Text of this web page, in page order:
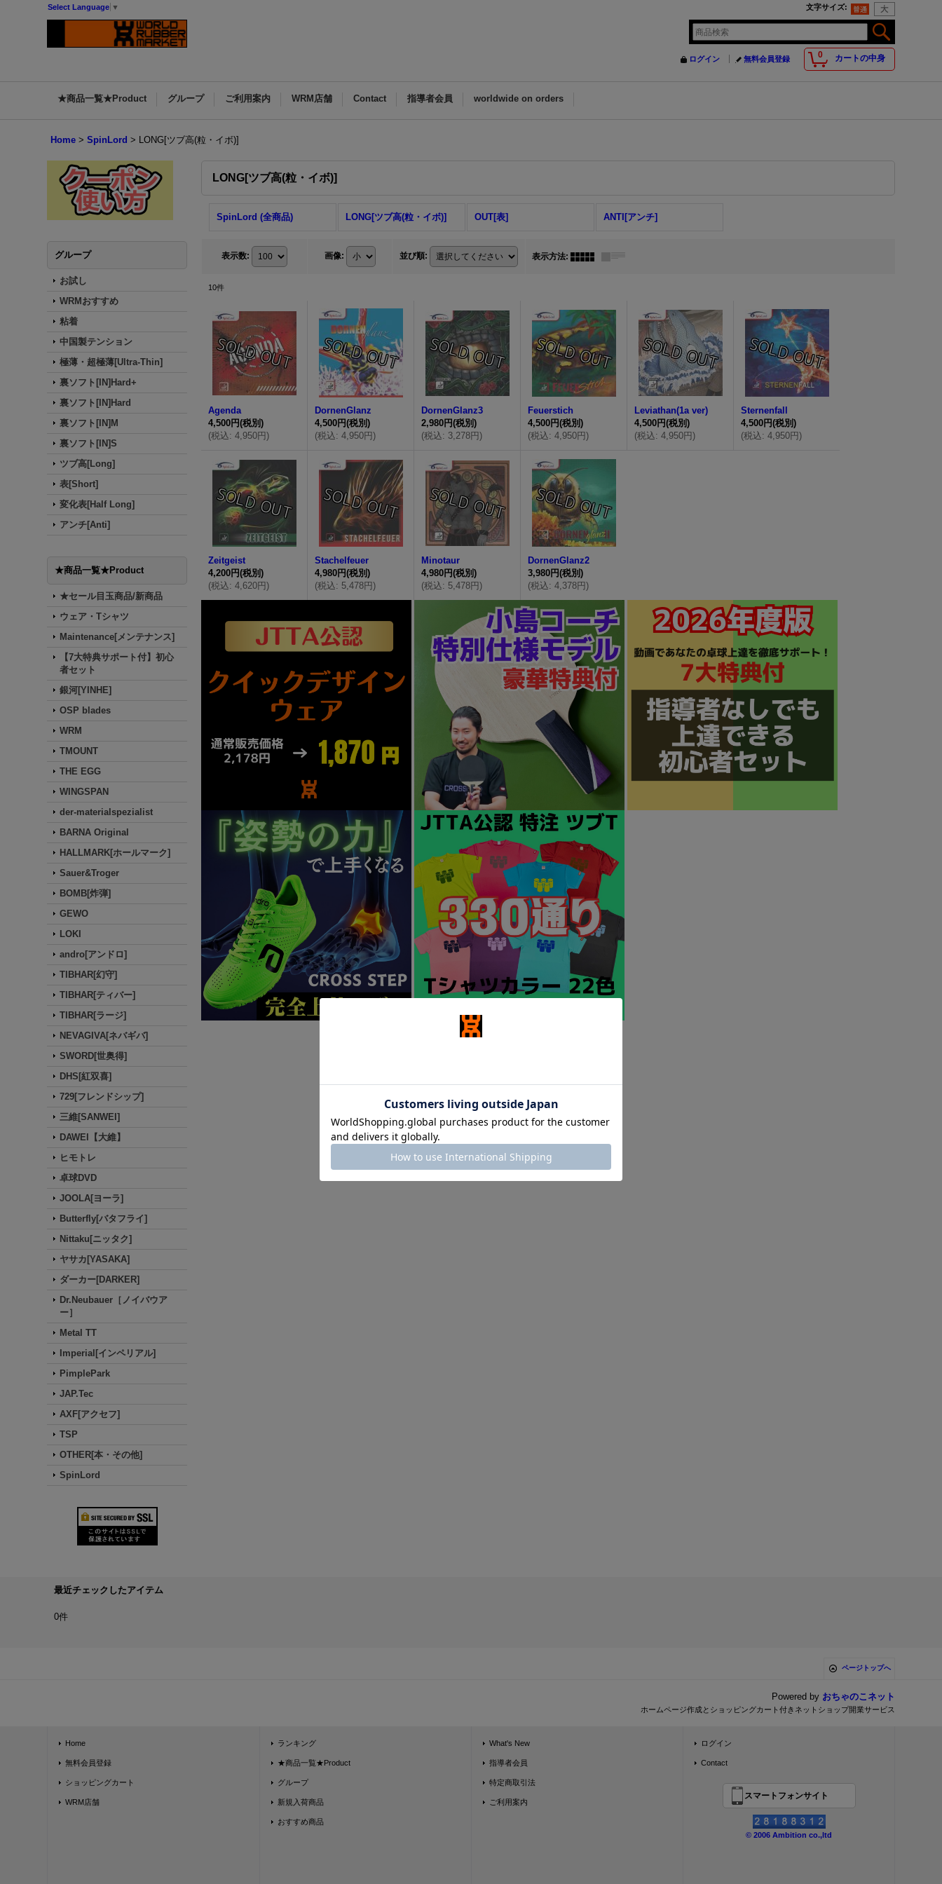
Select Language ▼ 文字サイズ:
0 カートの中身
ログイン 無料会員登録
★商品一覧★Product グループ ご利用案内 WRM店舗 Contact 指導者会員 worldwide on orders
Home > SpinLord > LONG[ツブ高(粒・イボ)]
グループ
お試し
WRMおすすめ
粘着
中国製テンション
極薄・超極薄[Ultra-Thin]
裏ソフト[IN]Hard+
裏ソフト[IN]Hard
裏ソフト[IN]M
裏ソフト[IN]S
ツブ高[Long]
表[Short]
変化表[Half Long]
アンチ[Anti]
★商品一覧★Product
★セール目玉商品/新商品
ウェア・Tシャツ
Maintenance[メンテナンス]
【7大特典サポート付】初心
者セット
銀河[YINHE]
OSP blades
WRM
TMOUNT
THE EGG
WINGSPAN
der-materialspezialist
BARNA Original
HALLMARK[ホールマーク]
Sauer&Troger
BOMB[炸弾]
GEWO
LOKI
andro[アンドロ]
TIBHAR[幻守]
TIBHAR[ティバー]
TIBHAR[ラージ]
NEVAGIVA[ネバギバ]
SWORD[世奥得]
DHS[紅双喜]
729[フレンドシップ]
三維[SANWEI]
DAWEI【大維】
ヒモトレ
卓球DVD
JOOLA[ヨーラ]
Butterfly[バタフライ]
Nittaku[ニッタク]
ヤサカ[YASAKA]
ダーカー[DARKER]
Dr.Neubauer［ノイバウア
ー］
Metal TT
Imperial[インペリアル]
PimplePark
JAP.Tec
AXF[アクセフ]
TSP
OTHER[本・その他]
SpinLord
LONG[ツブ高(粒・イボ)]
SpinLord (全商品) LONG[ツブ高(粒・イボ)] OUT[表] ANTI[アンチ]
表示数: 画像: 並び順: 表示方法:
10件
Agenda
4,500円(税別)
(税込: 4,950円)
DornenGlanz
4,500円(税別)
(税込: 4,950円)
DornenGlanz3
2,980円(税別)
(税込: 3,278円)
Feuerstich
4,500円(税別)
(税込: 4,950円)
Leviathan(1a ver)
4,500円(税別)
(税込: 4,950円)
Sternenfall
4,500円(税別)
(税込: 4,950円)
Zeitgeist
4,200円(税別)
(税込: 4,620円)
Stachelfeuer
4,980円(税別)
(税込: 5,478円)
Minotaur
4,980円(税別)
(税込: 5,478円)
DornenGlanz2
3,980円(税別)
(税込: 4,378円)
最近チェックしたアイテム
0件
ページトップへ
Powered by おちゃのこネット
ホームページ作成とショッピングカート付きネットショップ開業サービス
Home
無料会員登録
ショッピングカート
WRM店舗
ランキング
★商品一覧★Product
グループ
新規入荷商品
おすすめ商品
What's New
指導者会員
特定商取引法
ご利用案内
ログイン
Contact
スマートフォンサイト
© 2006 Ambition co.,ltd